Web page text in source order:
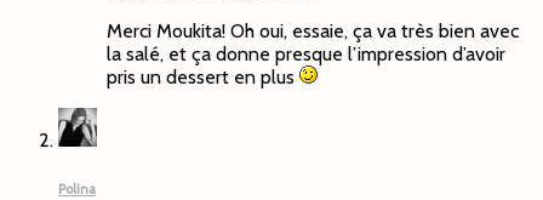
Merci Moukita! Oh oui, essaie, ça va très bien avec
la salé, et ça donne presque l’impression d’avoir
pris un dessert en plus
Polina